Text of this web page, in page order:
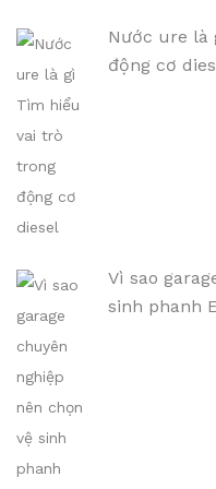
Nước ure là
động cơ
Vì sao
sinh phanh